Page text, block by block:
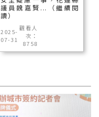
議員魏嘉賢...（繼續閱
讀）
2025-
07-31
觀看人
次：
8758